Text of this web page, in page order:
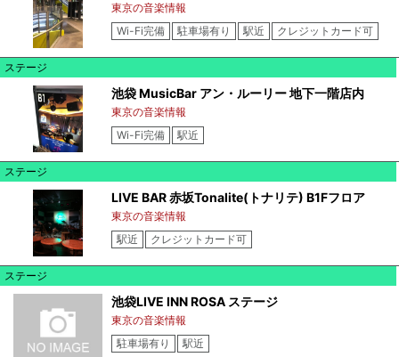
東京の音楽情報
Wi-Fi完備
駐車場有り 駅近 クレジットカード可
ステージ
池袋 MusicBar アン・ルーリー 地下一階店内
東京の音楽情報
Wi-Fi完備
駅近
ステージ
LIVE BAR 赤坂Tonalite(トナリテ) B1Fフロア
東京の音楽情報
駅近
クレジットカード可
ステージ
池袋LIVE INN ROSA ステージ
東京の音楽情報
駐車場有り
駅近